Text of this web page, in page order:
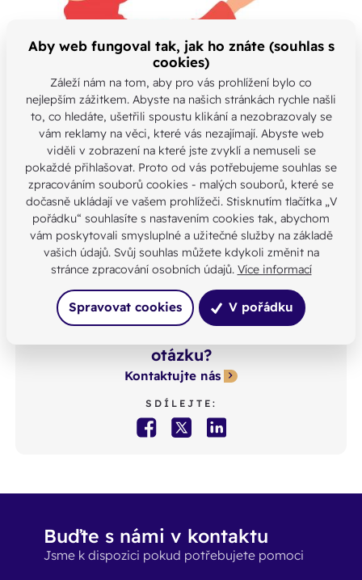
otázku?
Kontaktujte nás
SDÍLEJTE:
Buďte s námi v kontaktu
Jsme k dispozici pokud potřebujete pomoci
Aby web fungoval tak, jak ho znáte (souhlas s
cookies)
Záleží nám na tom, aby pro vás prohlížení bylo co
nejlepším zážitkem. Abyste na našich stránkách rychle našli
to, co hledáte, ušetřili spoustu klikání a nezobrazovaly se
vám reklamy na věci, které vás nezajímají. Abyste web
viděli v zobrazení na které jste zvyklí a nemuseli se
pokaždé přihlašovat. Proto od vás potřebujeme souhlas se
zpracováním souborů cookies - malých souborů, které se
dočasně ukládají ve vašem prohlížeči. Stisknutím tlačítka „V
pořádku“ souhlasíte s nastavením cookies tak, abychom
vám poskytovali smysluplné a užitečné služby na základě
vašich údajů. Svůj souhlas můžete kdykoli změnit na
stránce zpracování osobních údajů. Více informací
Spravovat cookies V pořádku